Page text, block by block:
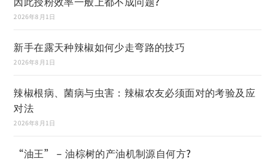
2026年8月1日
新手在露天种辣椒如何少走弯路的技巧
2026年8月1日
辣椒根病、菌病与虫害：辣椒农友必须面对的考验及应
对法
2026年8月1日
“油王” – 油棕树的产油机制源自何方?